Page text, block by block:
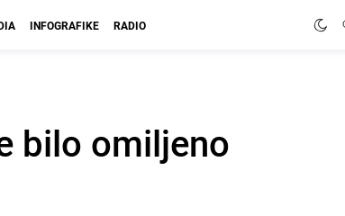
INFOGRAFIKE RADIO
bilo omiljeno